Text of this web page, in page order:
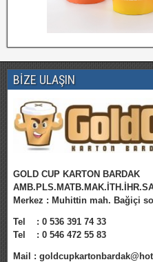
BİZE ULAŞIN
GOLD CUP KARTON BARDAK
Merkez : Muhittin mah. Bağiçi
Tel : 0 536 391 74 33
Tel : 0 546 472 55 83
Mail :